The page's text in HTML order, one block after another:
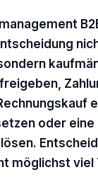
oder eine
möglichst